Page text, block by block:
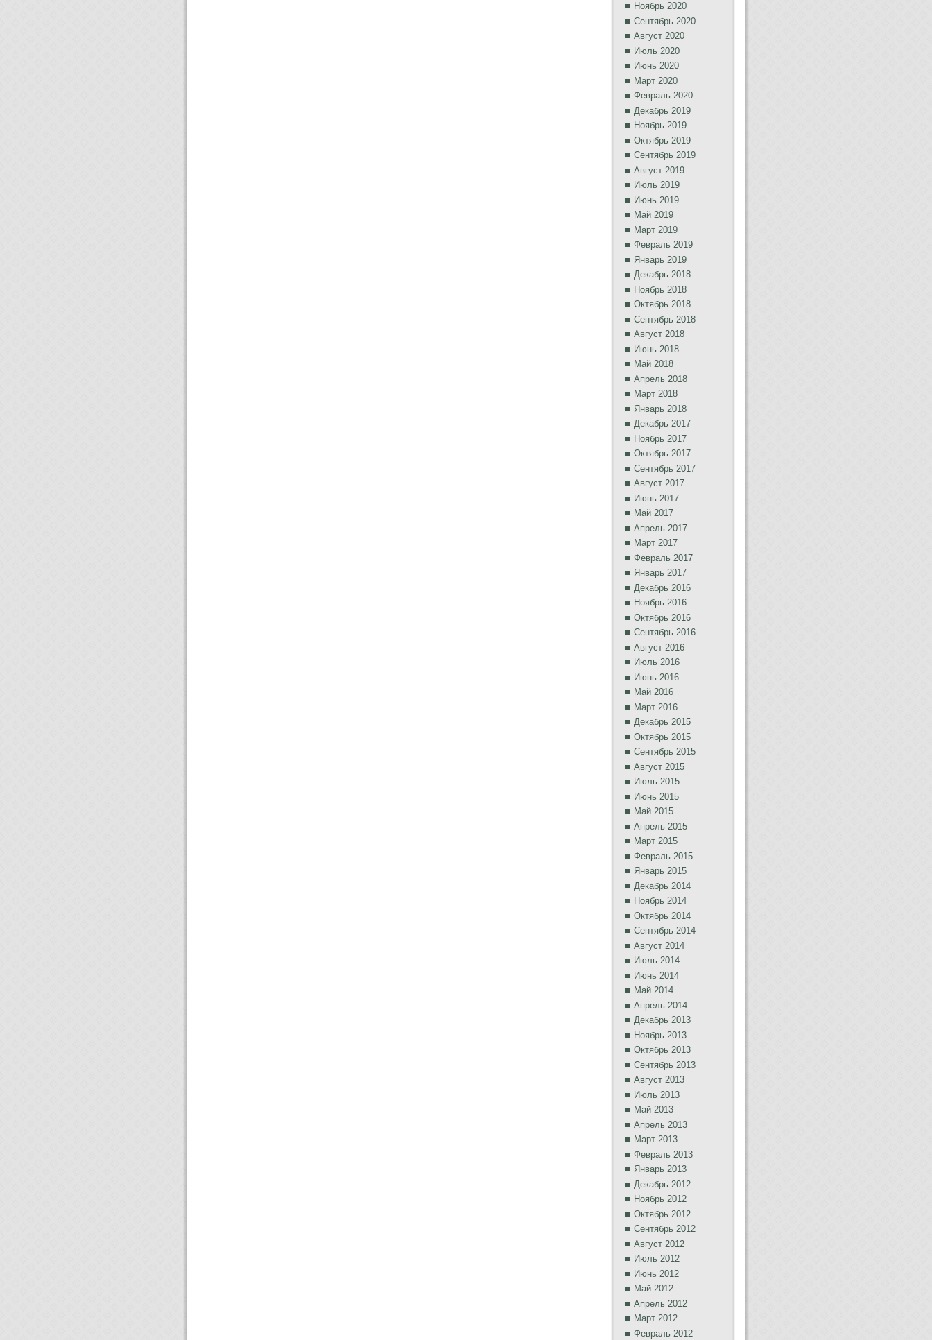
Ноябрь 2020
Сентябрь 2020
Август 2020
Июль 2020
Июнь 2020
Март 2020
Февраль 2020
Декабрь 2019
Ноябрь 2019
Октябрь 2019
Сентябрь 2019
Август 2019
Июль 2019
Июнь 2019
Май 2019
Март 2019
Февраль 2019
Январь 2019
Декабрь 2018
Ноябрь 2018
Октябрь 2018
Сентябрь 2018
Август 2018
Июнь 2018
Май 2018
Апрель 2018
Март 2018
Январь 2018
Декабрь 2017
Ноябрь 2017
Октябрь 2017
Сентябрь 2017
Август 2017
Июнь 2017
Май 2017
Апрель 2017
Март 2017
Февраль 2017
Январь 2017
Декабрь 2016
Ноябрь 2016
Октябрь 2016
Сентябрь 2016
Август 2016
Июль 2016
Июнь 2016
Май 2016
Март 2016
Декабрь 2015
Октябрь 2015
Сентябрь 2015
Август 2015
Июль 2015
Июнь 2015
Май 2015
Апрель 2015
Март 2015
Февраль 2015
Январь 2015
Декабрь 2014
Ноябрь 2014
Октябрь 2014
Сентябрь 2014
Август 2014
Июль 2014
Июнь 2014
Май 2014
Апрель 2014
Декабрь 2013
Ноябрь 2013
Октябрь 2013
Сентябрь 2013
Август 2013
Июль 2013
Май 2013
Апрель 2013
Март 2013
Февраль 2013
Январь 2013
Декабрь 2012
Ноябрь 2012
Октябрь 2012
Сентябрь 2012
Август 2012
Июль 2012
Июнь 2012
Май 2012
Апрель 2012
Март 2012
Февраль 2012